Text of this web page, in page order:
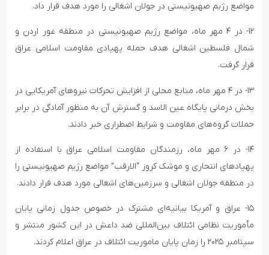
مواضع رژیم صهیونیستی در جولان اشغالی را مورد هدف قرار داد.
۱۲- در ۴ مهر ماه، مواضع رژیم صهیونیستی در منطقه غور اردن و
شمال فلسطین اشغالی هدف حمله پهپادی مقاومت اسلامی عراق
قرار گرفت.
۱۳- در ۴ مهر ماه، منابع محلی از افزایش تحرکات نیروهای آمریکایی در
بخش درمانی پایگاه عین الاسد و گسترش آن به منظور آمادگی در برابر
حملات گروه‌های مقاومت و شرایط اضطراری خبر دادند.
۱۴- در ۶ مهر ماه، رزمندگان مقاومت اسلامی عراق با استفاده از
پهپادهای انتحاری و موشک کروز “الارقب” مواضع رژیم صهیونیستی را
در منطقه جولان اشغالی و سرزمین‌های اشغالی مورد هدف قرار دادند.
۱۵- عراق و آمریکا بیانیه‌ای مشترک در خصوص جدول زمانی پایان
مأموریت نظامی ائتلاف بین‌المللی ضد داعش در این کشور منتشر و
سپتامبر ۲۰۲۵ را زمان پایان ماموریت ائتلاف در عراق اعلام کردند.